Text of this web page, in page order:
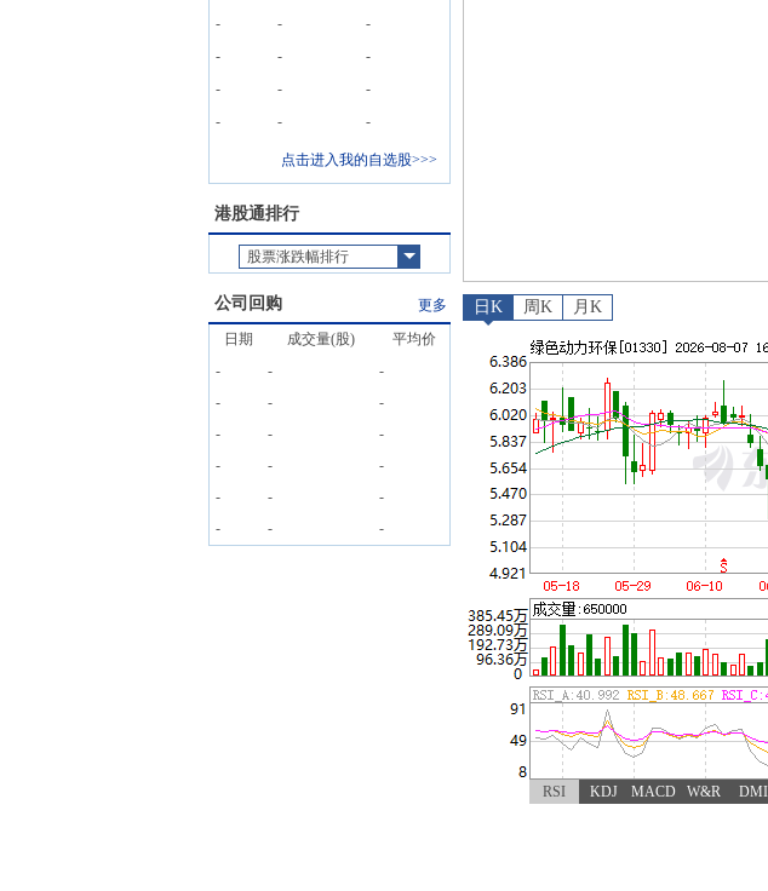
-
-
-
-
-
-
-
-
-
-
- -
点击进入我的自选股>>>
港股通排行
股票涨跌幅排行
公司回购
更多
日期
成交量(股)
平均价
-
-
-
-
-
-
-
-
-
-
-
-
-
-
-
-
- -
日K 周K 月K
RSI KDJ MACD W&R DMI